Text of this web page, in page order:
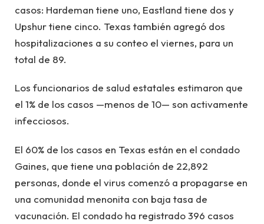
casos: Hardeman tiene uno, Eastland tiene dos y
Upshur tiene cinco. Texas también agregó dos
hospitalizaciones a su conteo el viernes, para un
total de 89.
Los funcionarios de salud estatales estimaron que
el 1% de los casos —menos de 10— son activamente
infecciosos.
El 60% de los casos en Texas están en el condado
Gaines, que tiene una población de 22,892
personas, donde el virus comenzó a propagarse en
una comunidad menonita con baja tasa de
vacunación. El condado ha registrado 396 casos